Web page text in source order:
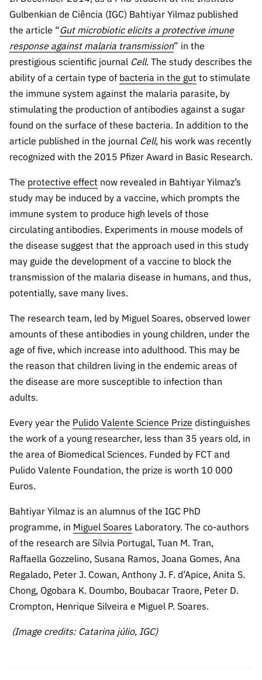
s
públicas
Manifesta
ções de
Interesse
FCCN,
serviços
digitais da
FCT
Canais de
s
Apoios
PRR –
“Ciência +
Digital” e
Capacitaç
ão”
Gulbenkian de Ciência (IGC) Bahtiyar Yilmaz published
the article “Gut microbiotic elicits a protective imune
response against malaria transmission” in the
prestigious scientific journal Cell. The study describes the
ability of a certain type of bacteria in the gut to stimulate
the immune system against the malaria parasite, by
stimulating the production of antibodies against a sugar
found on the surface of these bacteria. In addition to the
article published in the journal Cell, his work was recently
recognized with the 2015 Pfizer Award in Basic Research.
The protective effect now revealed in Bahtiyar Yilmaz’s
study may be induced by a vaccine, which prompts the
immune system to produce high levels of those
circulating antibodies. Experiments in mouse models of
the disease suggest that the approach used in this study
may guide the development of a vaccine to block the
transmission of the malaria disease in humans, and thus,
potentially, save many lives.
The research team, led by Miguel Soares, observed lower
amounts of these antibodies in young children, under the
age of five, which increase into adulthood. This may be
the reason that children living in the endemic areas of
the disease are more susceptible to infection than
adults.
Every year the Pulido Valente Science Prize distinguishes
the work of a young researcher, less than 35 years old, in
the area of Biomedical Sciences. Funded by FCT and
Pulido Valente Foundation, the prize is worth 10 000
Euros.
Bahtiyar Yilmaz is an alumnus of the IGC PhD
programme, in Miguel Soares Laboratory. The co-authors
of the research are Sílvia Portugal, Tuan M. Tran,
Raffaella Gozzelino, Susana Ramos, Joana Gomes, Ana
Regalado, Peter J. Cowan, Anthony J. F. d’Apice, Anita S.
Chong, Ogobara K. Doumbo, Boubacar Traore, Peter D.
Crompton, Henrique Silveira e Miguel P. Soares.
(Image credits: Catarina júlio, IGC)